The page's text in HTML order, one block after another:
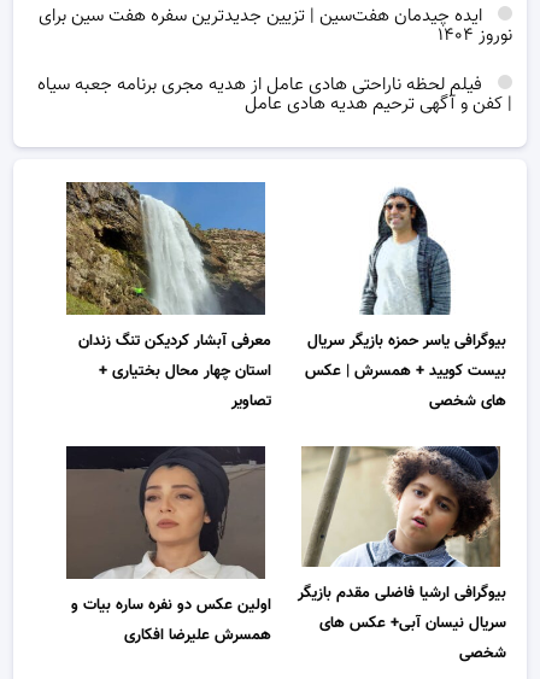
ایده چیدمان هفت‌سین | تزیین جدیدترین سفره هفت سین برای
نوروز ۱۴۰۴
فیلم لحظه ناراحتی هادی عامل از هدیه مجری برنامه جعبه سیاه
| کفن و آگهی ترحیم هدیه هادی عامل
بیوگرافی یاسر حمزه بازیگر سریال
بیست کویید + همسرش | عکس
های شخصی
معرفی آبشار کردیکن تنگ زندان
استان چهار محال بختیاری +
تصاویر
بیوگرافی ارشیا فاضلی مقدم بازیگر
سریال نیسان آبی+ عکس های
شخصی
اولین عکس دو نفره ساره بیات و
همسرش علیرضا افکاری